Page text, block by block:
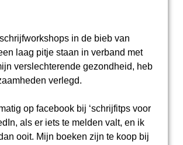
in de bieb van
laag pitje staan in verband met
verslechterende gezondheid, heb
verlegd.
op facebook bij ‘schrijfitps voor
als er iets te melden valt, en ik
ooit. Mijn boeken zijn te koop bij